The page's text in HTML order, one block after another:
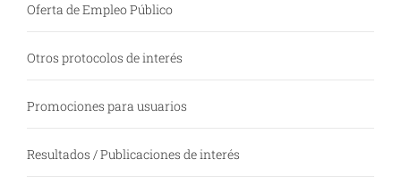
Oferta de Empleo Público
Otros protocolos de interés
Promociones para usuarios
Resultados / Publicaciones de interés